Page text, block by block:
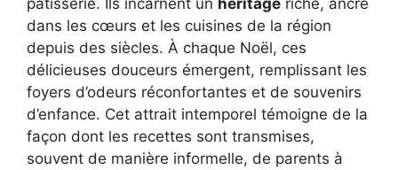
dans les cœurs et les cuisines de la région
depuis des siècles. À chaque Noël, ces
délicieuses douceurs émergent, remplissant les
foyers d’odeurs réconfortantes et de souvenirs
d’enfance. Cet attrait intemporel témoigne de la
façon dont les recettes sont transmises,
souvent de manière informelle, de parents à